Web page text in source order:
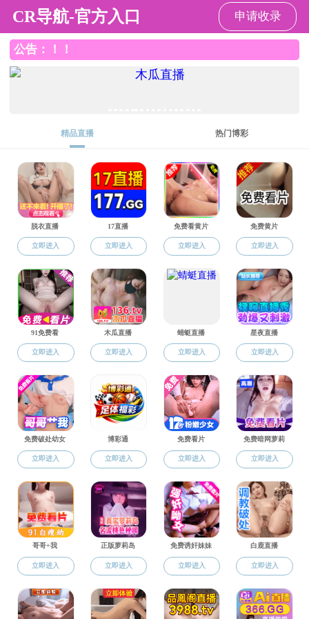
果冻传媒
果冻传媒概况 新闻动态
招生就业
招生简章
研究生招生
历年信息
就业资讯
就业政策
就业政策